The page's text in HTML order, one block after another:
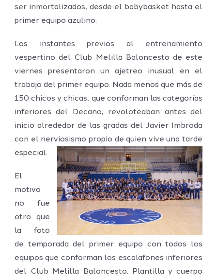
ser inmortalizados, desde el babybasket hasta el
primer equipo azulino.
Los instantes previos al entrenamiento
vespertino del Club Melilla Baloncesto de este
viernes presentaron un ajetreo inusual en el
trabajo del primer equipo. Nada menos que más de
150 chicos y chicas, que conforman las categorías
inferiores del Decano, revoloteaban antes del
inicio alrededor de las gradas del Javier Imbroda
con el nerviosismo propio de quien vive una tarde
especial.
El
motivo
no fue
otro que
la foto
de temporada del primer equipo con todos los
equipos que conforman los escalafones inferiores
del Club Melilla Baloncesto. Plantilla y cuerpo